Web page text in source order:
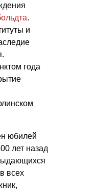
.
и
года
юбилей
лет назад
всех